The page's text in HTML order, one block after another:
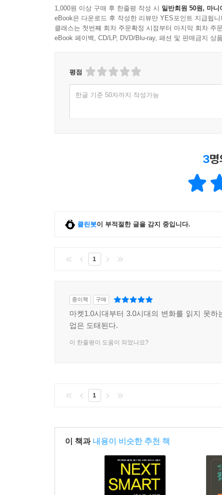
1,000원 이상 구매 후 한줄평 작성 시 일반회원 50원, 마니
eBook은 다운로드 후 작성한 리뷰만 YES포인트 지급됩니
클래스는 첫번째 회차 주문확정 시점부터 마지막 회차 주
eBook 페이백, CD/LP, DVD/Blu-ray, 패션 및 판매금지 상
평점
한글 기준 50자까지 작성가능
3
클린봇이 부적절한 글을 감지 중입니다.
1
종이책 구매
마켓1.0시대부터 3.0시대의 변화를 읽지 못하
업은 도태된다.
이 한줄평이 도움이 되었나요?
1
이 책과 내용이 비슷한 추천 책